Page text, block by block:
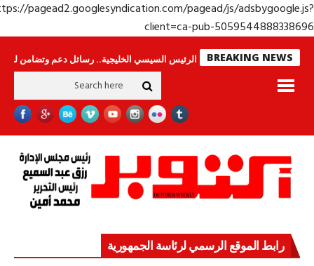
https://pagead2.googlesyndication.com/pagead/js/
client=ca-pub-
BREAKING NEWS
ينامون جولة الرئيس السيسي الخليجية.. رسائل دعم وتضامن للأشقاء
رابط الموقع الرسمي لرئاسة الجمهورية